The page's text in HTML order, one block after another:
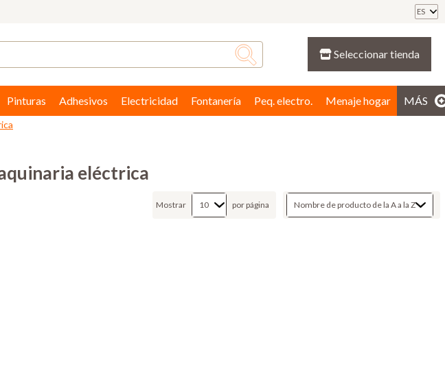
ES
Seleccionar tienda
Pinturas Adhesivos Electricidad Fontanería Peq. electro. Menaje hogar MÁS
eléctrica
Mostrar por página